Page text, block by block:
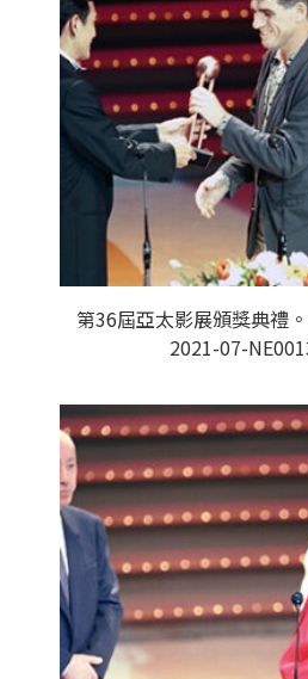
第36屆亞太影展頒獎典禮
2021-07-